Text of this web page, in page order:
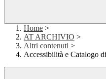
Home >
AT ARCHIVIO >
Altri contenuti >
Accessibilità e Catalogo